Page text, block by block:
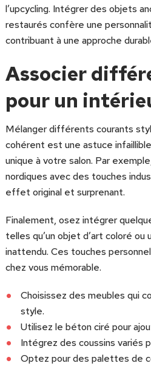
l’upcycling. Intégrer des objets
restaurés confère une
contribuant à une approche
Associer
pour un
Mélanger différents courants
cohérent est une astuce
unique à votre salon. Par
nordiques avec des touches
effet original et surprenant.
Finalement, osez intégrer
telles qu’un objet d’art coloré ou
inattendu. Ces touches
chez vous mémorable.
Choisissez des meubles qui
style.
Utilisez le béton ciré pour
Intégrez des coussins variés
Optez pour des palettes de